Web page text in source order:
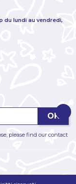
du lundi au vendredi,
please find our contact